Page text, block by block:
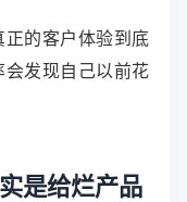
的客户体验到底
发现自己以前花
是给烂产品